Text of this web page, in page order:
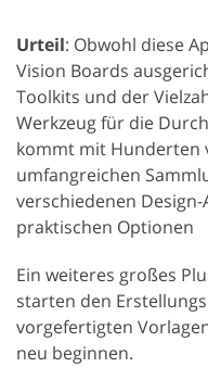
Urteil: Obwohl diese
Vision Boards
Toolkits und der
Werkzeug für die
kommt mit Hunderten
umfangreichen
verschiedenen
praktischen Optionen
Ein weiteres großes
starten den
vorgefertigten
neu beginnen.